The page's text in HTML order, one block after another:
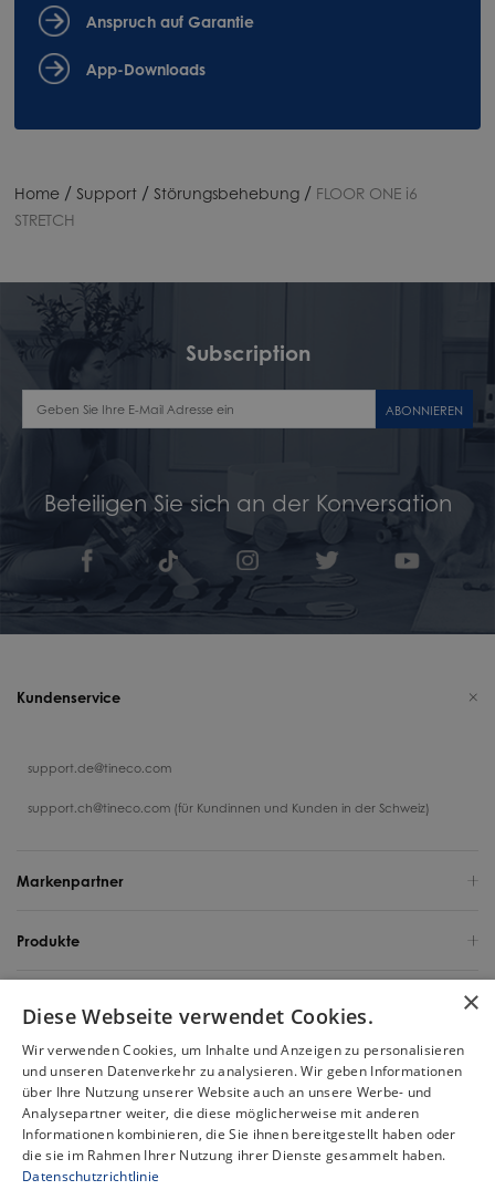
Anspruch auf Garantie
App-Downloads
Home / Support / Störungsbehebung / FLOOR ONE i6
STRETCH
Subscription
ABONNIEREN
Beteiligen Sie sich an der Konversation
Kundenservice
support.de@tineco.com
support.ch@tineco.com (für Kundinnen und Kunden in der Schweiz)
Markenpartner
Produkte
Über uns
Deutschland / Deutsch
Urheberrecht 2025 Tineco Intelligent Germany GmbH. Alle Rechte
vorbehalten.
×
Diese Webseite verwendet Cookies.
Wir verwenden Cookies, um Inhalte und Anzeigen zu personalisieren
und unseren Datenverkehr zu analysieren. Wir geben Informationen
über Ihre Nutzung unserer Website auch an unsere Werbe- und
Analysepartner weiter, die diese möglicherweise mit anderen
Informationen kombinieren, die Sie ihnen bereitgestellt haben oder
die sie im Rahmen Ihrer Nutzung ihrer Dienste gesammelt haben.
Datenschutzrichtlinie